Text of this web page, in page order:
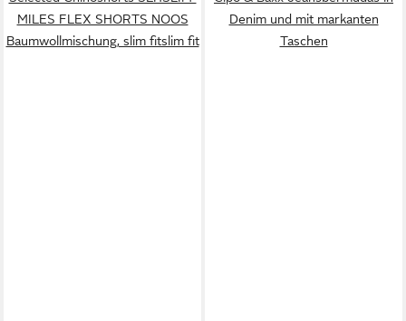
MILES FLEX SHORTS NOOS
Baumwollmischung, slim fitslim fit
Denim und mit markanten
Taschen